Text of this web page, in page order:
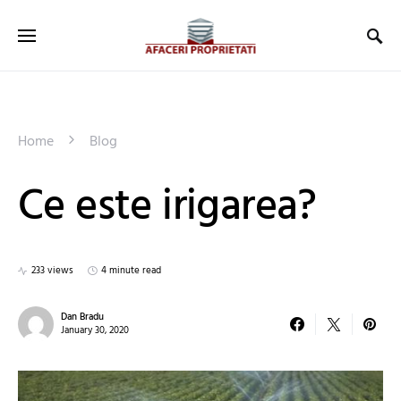
Home Blog
Ce este irigarea?
233 views 4 minute read
Dan Bradu
January 30, 2020